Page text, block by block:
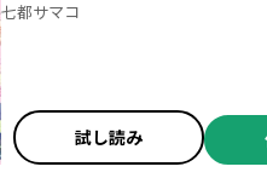
七都サマコ
試し読み